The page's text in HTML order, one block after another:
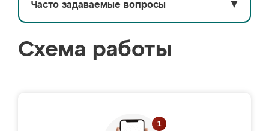
Часто задаваемые вопросы ▼
Схема работы